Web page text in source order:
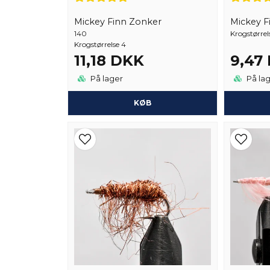
Mickey Finn Zonker
140
Krogstørrelse 4
11,18 DKK
På lager
KØB
Mickey
9,47
På